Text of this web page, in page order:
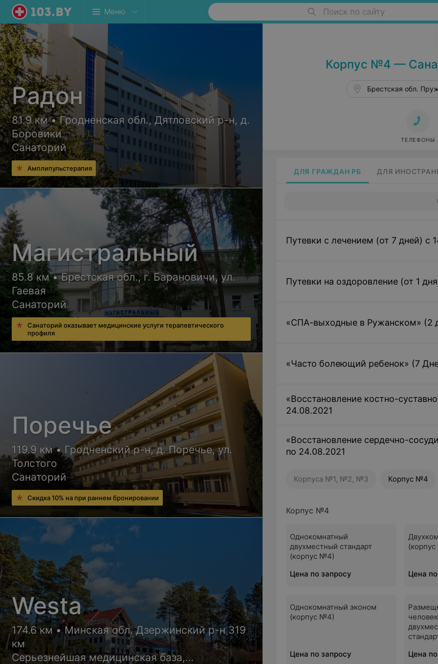
Меню Поиск по сайту
Санатории Беларуси в Беларуси
Корпус №4 —
Брестская обл.
ТЕЛЕФОНЫ
ДЛЯ ГРАЖДАН РБ ДЛЯ
Путевки с лечением (от 7 дней) с
Путевки на оздоровление (от 1
«СПА-выходные в Ружанском» (2
«Часто болеющий ребенок» (7
«Восстановление костно-
24.08.2021
«Восстановление сердечно-
по 24.08.2021
Корпуса №1, №2, №3 Корпус №4
Корпус №4
Однокомнатный
двухместный стандарт
(корпус №4)
Цена по запросу
Цена
Однокомнатный эконом
(корпус №4)
Цена по запросу
Цена
Радон
81.9 км • Гродненская обл., Дятловский р-н, д.
Боровики
Санаторий
Амплипульстерапия
Магистральный
85.8 км • Брестская обл., г. Барановичи, ул.
Гаевая
Санаторий
Санаторий оказывает медицинские услуги терапевтического
профиля
Поречье
119.9 км • Гродненский р-н, д. Поречье, ул.
Толстого
Санаторий
Скидка 10% на при раннем бронировании
Westa
174.6 км • Минская обл. Дзержинский р-н 319
км
Серьезнейшая медицинская база,